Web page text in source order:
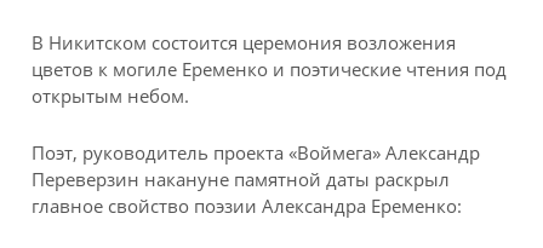
В Никитском состоится церемония возложения
цветов к могиле Еременко и поэтические чтения под
открытым небом.
Поэт, руководитель проекта «Воймега» Александр
Переверзин накануне памятной даты раскрыл
главное свойство поэзии Александра Еременко: